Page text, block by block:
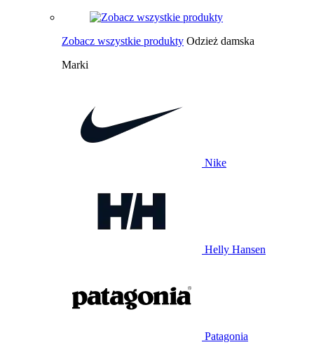
Zobacz wszystkie produkty Odzież damska
Marki
Nike
Helly Hansen
Patagonia